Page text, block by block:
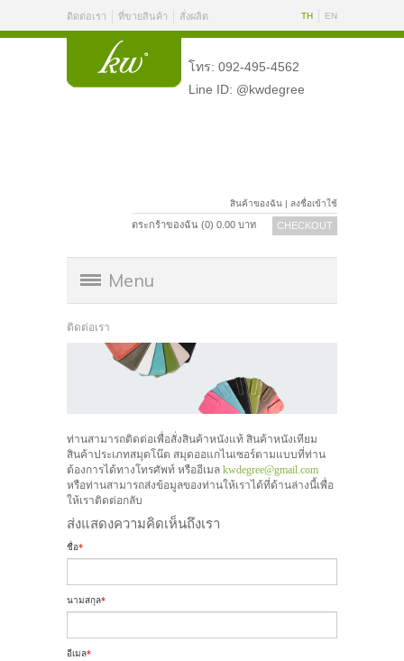
ติดต่อเรา ที่ขายสินค้า สั่งผลิต TH EN
โทร: 092-495-4562
Line ID: @kwdegree
สินค้าของฉัน | ลงชื่อเข้าใช้
ตระกร้าของฉัน (0) 0.00 บาท CHECKOUT
Menu
ติดต่อเรา
ท่านสามารถติดต่อเพื่อสั่งสินค้าหนังแท้ สินค้าหนังเทียม
สินค้าประเภทสมุดโน๊ต สมุดออแกไนเซอร์ตามแบบที่ท่าน
ต้องการได้ทางโทรศัพท์ หรืออีเมล kwdegree@gmail.com
หรือท่านสามารถส่งข้อมูลของท่านให้เราได้ที่ด้านล่างนี้เพื่อ
ให้เราติดต่อกลับ
ส่งแสดงความคิดเห็นถึงเรา
ชื่อ*
นามสกุล*
อีเมล*